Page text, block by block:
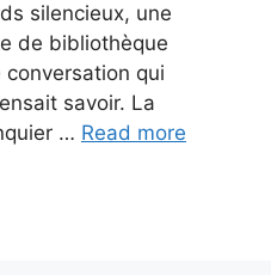
silencieux, une
de bibliothèque
qui
savoir. La
… Read more